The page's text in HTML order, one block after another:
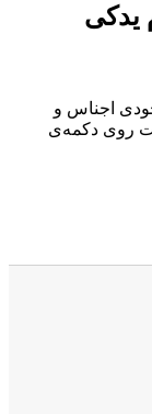
یدکی
اجناس و
روی دکمه‌ی